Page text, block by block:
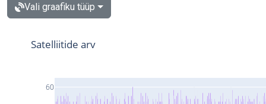
Vali graafiku tüüp
60
Satelliitide arv